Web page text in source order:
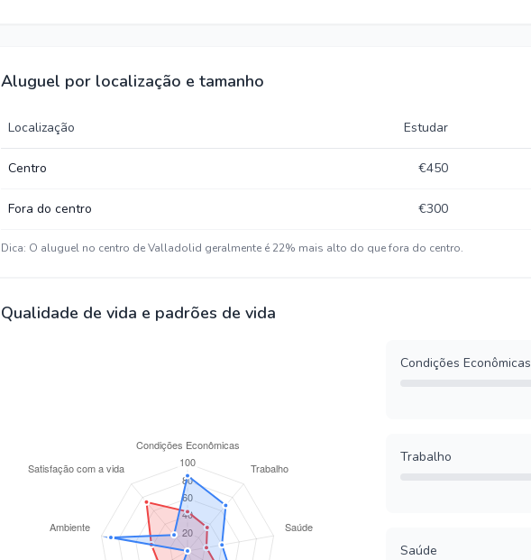
Aluguel por localização e tamanho
Localização Estudar
Centro €450
Fora do centro €300
Dica: O aluguel no centro de Valladolid geralmente é 22% mais alto do que fora do centro.
Qualidade de vida e padrões de vida
Condições Econômicas
Trabalho
Saúde